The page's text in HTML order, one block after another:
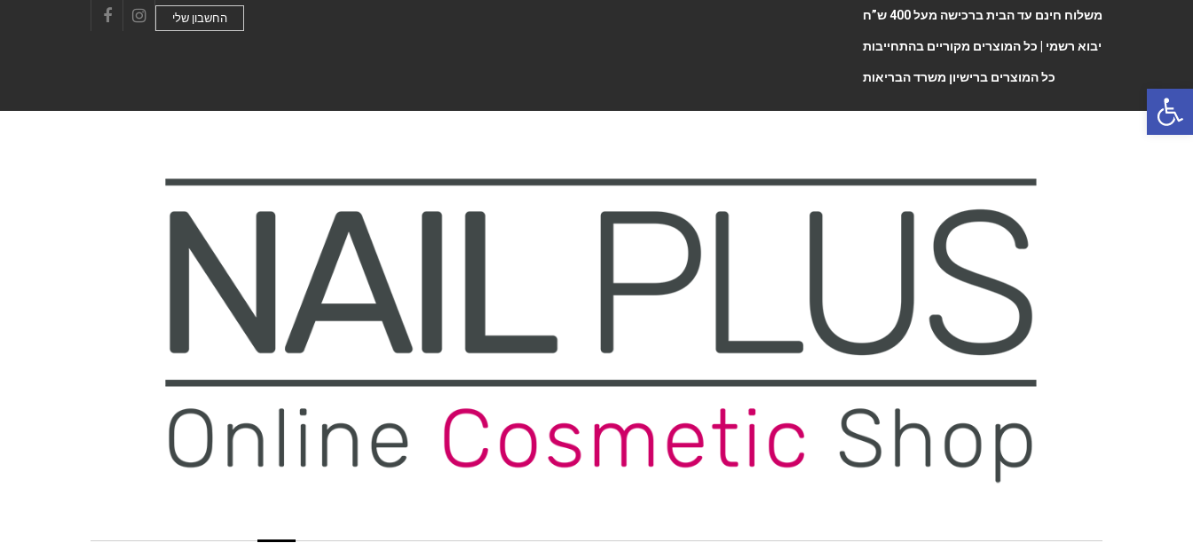
Instagram
החשבון שלי משלוח חינם עד הבית ברכישה מעל 400 ש”ח
יבוא רשמי | כל המוצרים מקוריים בהתחייבות
כל המוצרים ברישיון משרד הבריאות